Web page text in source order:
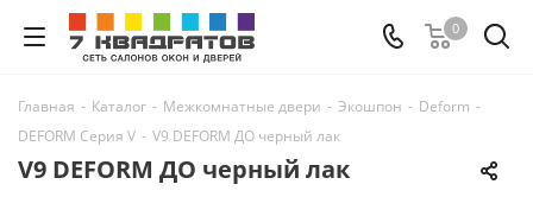
0
Главная - Каталог - Межкомнатные двери - Экошпон - Deform -
DEFORM Серия V - V9 DEFORM ДО черный лак
V9 DEFORM ДО черный лак